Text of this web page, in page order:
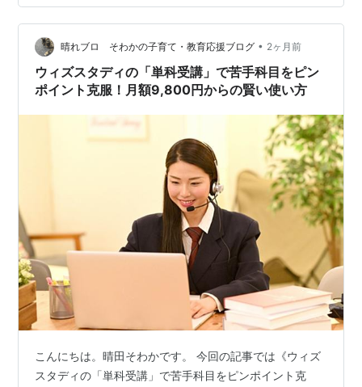
案。 最終的には子供がプランを立てられるようにする。
時間で区切るのではなく、TODOリスト形式にする。 塾
はカリキュラムを提供してくれるが、進め方は教えてく
れない。（そうなの？） やらせすぎない工夫も大事。 ガ
リ勉タイプの親だと…
晴れブロ そわかの子育て・教育応援ブログ • 2ヶ月前
ウィズスタディの「単科受講」で苦手科目をピン
ポイント克服！月額9,800円からの賢い使い方
こんにちは。晴田そわかです。 今回の記事では《ウィズ
スタディの「単科受講」で苦手科目をピンポイント克